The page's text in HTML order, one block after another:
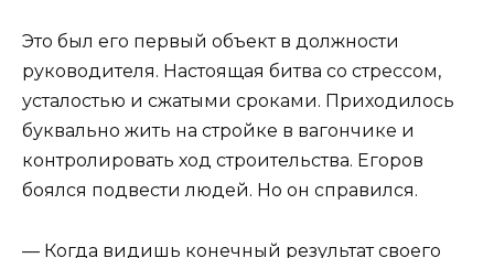
Это был его первый объект в должности
руководителя. Настоящая битва со стрессом,
усталостью и сжатыми сроками. Приходилось
буквально жить на стройке в вагончике и
контролировать ход строительства. Егоров
боялся подвести людей. Но он справился.
— Когда видишь конечный результат своего